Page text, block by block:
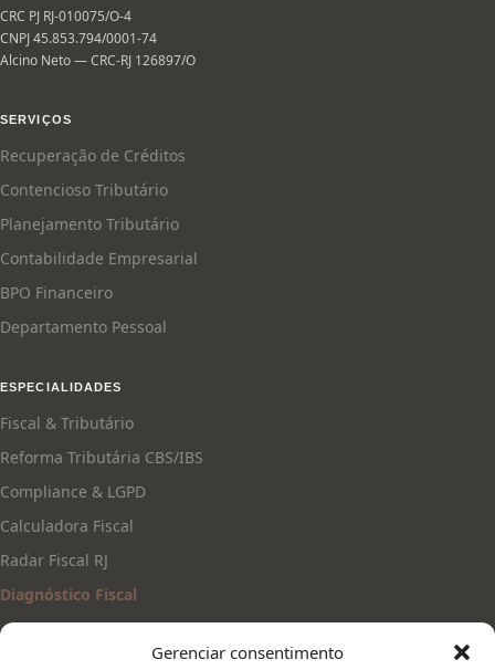
Gerenciar consentimento
CRC PJ RJ-010075/O-4
CNPJ 45.853.794/0001-74
Alcino Neto — CRC-RJ 126897/O
SERVIÇOS
Recuperação de Créditos
Contencioso Tributário
Planejamento Tributário
Contabilidade Empresarial
BPO Financeiro
Departamento Pessoal
ESPECIALIDADES
Fiscal & Tributário
Reforma Tributária CBS/IBS
Compliance & LGPD
Calculadora Fiscal
Radar Fiscal RJ
Diagnóstico Fiscal